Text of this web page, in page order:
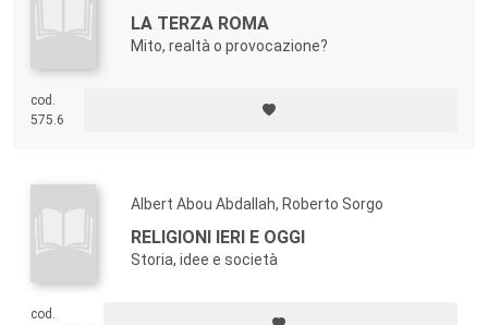
LA TERZA ROMA
Mito, realtà o provocazione?
cod.
575.6
Albert Abou Abdallah, Roberto Sorgo
RELIGIONI IERI E OGGI
Storia, idee e società
cod.